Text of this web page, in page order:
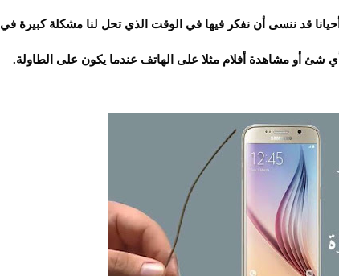
قد ننسى أن نفكر فيها في الوقت الذي تحل لنا مشكلة كبيرة في
شئ أو مشاهدة أفلام مثلا على الهاتف عندما يكون على الطاولة.